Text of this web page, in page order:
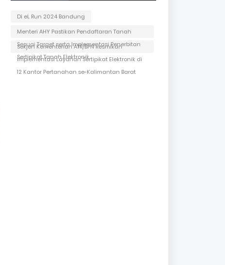
Di eL Run 2024 Bandung
Menteri AHY Pastikan Pendaftaran Tanah
Sesuai Target serta Implementasi Penerbitan
Sertipikat Tanah Elektronik
Sekjen Kementerian ATR/BPN Resmikan
Implementasi Layanan Sertipikat Elektronik di
12 Kantor Pertanahan se-Kalimantan Barat